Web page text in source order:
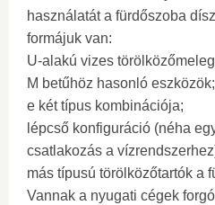
használatát a fürdőszoba
formájuk van:
U-alakú vizes
M betűhöz hasonló eszközök;
e két típus kombinációja;
lépcső konfiguráció (néha
csatlakozás a
más típusú törölközőtartók a
Vannak a nyugati cégek